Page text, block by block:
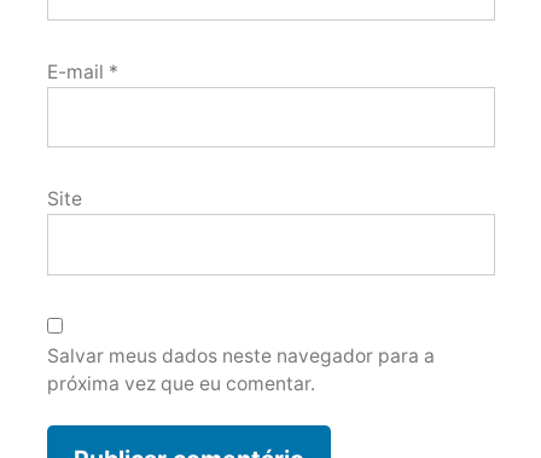
E-mail *
Site
Salvar meus dados neste navegador para a
próxima vez que eu comentar.